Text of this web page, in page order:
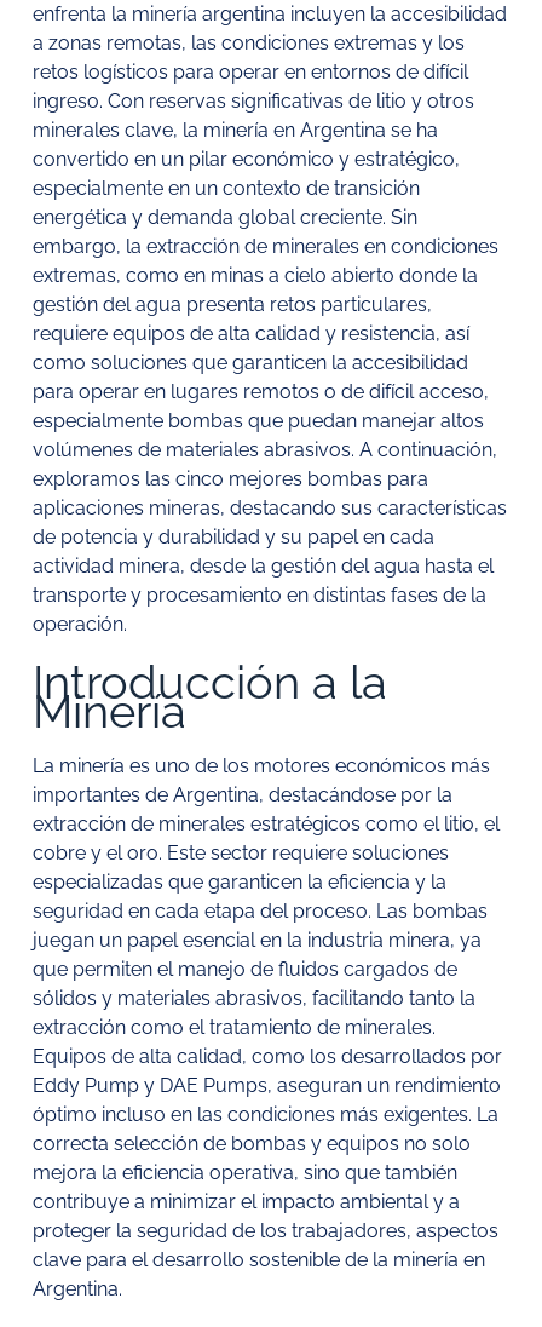
enfrenta la minería argentina incluyen la accesibilidad
a zonas remotas, las condiciones extremas y los
retos logísticos para operar en entornos de difícil
ingreso. Con reservas significativas de litio y otros
minerales clave, la minería en Argentina se ha
convertido en un pilar económico y estratégico,
especialmente en un contexto de transición
energética y demanda global creciente. Sin
embargo, la extracción de minerales en condiciones
extremas, como en minas a cielo abierto donde la
gestión del agua presenta retos particulares,
requiere equipos de alta calidad y resistencia, así
como soluciones que garanticen la accesibilidad
para operar en lugares remotos o de difícil acceso,
especialmente bombas que puedan manejar altos
volúmenes de materiales abrasivos. A continuación,
exploramos las cinco mejores bombas para
aplicaciones mineras, destacando sus características
de potencia y durabilidad y su papel en cada
actividad minera, desde la gestión del agua hasta el
transporte y procesamiento en distintas fases de la
operación.
Introducción a la
Minería
La minería es uno de los motores económicos más
importantes de Argentina, destacándose por la
extracción de minerales estratégicos como el litio, el
cobre y el oro. Este sector requiere soluciones
especializadas que garanticen la eficiencia y la
seguridad en cada etapa del proceso. Las bombas
juegan un papel esencial en la industria minera, ya
que permiten el manejo de fluidos cargados de
sólidos y materiales abrasivos, facilitando tanto la
extracción como el tratamiento de minerales.
Equipos de alta calidad, como los desarrollados por
Eddy Pump y DAE Pumps, aseguran un rendimiento
óptimo incluso en las condiciones más exigentes. La
correcta selección de bombas y equipos no solo
mejora la eficiencia operativa, sino que también
contribuye a minimizar el impacto ambiental y a
proteger la seguridad de los trabajadores, aspectos
clave para el desarrollo sostenible de la minería en
Argentina.